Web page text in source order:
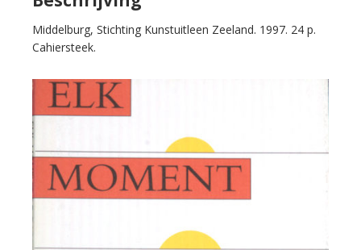
Middelburg, Stichting Kunstuitleen Zeeland. 1997. 24 p.
Cahiersteek.